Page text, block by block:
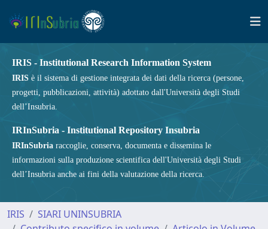
IRIS - Institutional Research Information System
IRIS è il sistema di gestione integrata dei dati della ricerca (persone,
progetti, pubblicazioni, attività) adottato dall'Università degli Studi
dell’Insubria.
IRInSubria - Institutional Repository Insubria
IRInSubria raccoglie, conserva, documenta e dissemina le
informazioni sulla produzione scientifica dell'Università degli Studi
dell’Insubria anche ai fini della valutazione della ricerca.
IRIS
SIARI UNINSUBRIA